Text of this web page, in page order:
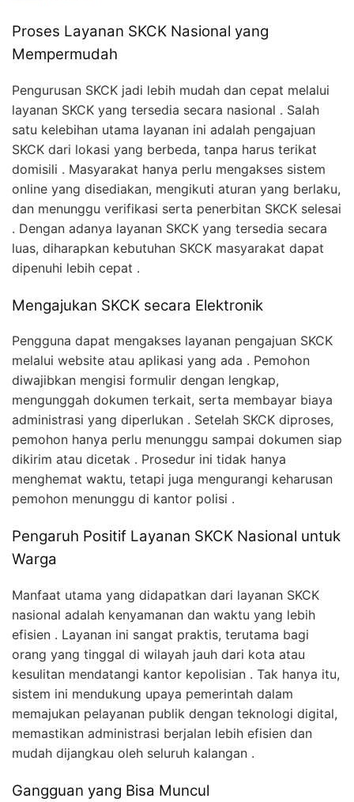
Proses Layanan SKCK Nasional yang
Mempermudah
Pengurusan SKCK jadi lebih mudah dan cepat melalui
layanan SKCK yang tersedia secara nasional . Salah
satu kelebihan utama layanan ini adalah pengajuan
SKCK dari lokasi yang berbeda, tanpa harus terikat
domisili . Masyarakat hanya perlu mengakses sistem
online yang disediakan, mengikuti aturan yang berlaku,
dan menunggu verifikasi serta penerbitan SKCK selesai
. Dengan adanya layanan SKCK yang tersedia secara
luas, diharapkan kebutuhan SKCK masyarakat dapat
dipenuhi lebih cepat .
Mengajukan SKCK secara Elektronik
Pengguna dapat mengakses layanan pengajuan SKCK
melalui website atau aplikasi yang ada . Pemohon
diwajibkan mengisi formulir dengan lengkap,
mengunggah dokumen terkait, serta membayar biaya
administrasi yang diperlukan . Setelah SKCK diproses,
pemohon hanya perlu menunggu sampai dokumen siap
dikirim atau dicetak . Prosedur ini tidak hanya
menghemat waktu, tetapi juga mengurangi keharusan
pemohon menunggu di kantor polisi .
Pengaruh Positif Layanan SKCK Nasional untuk
Warga
Manfaat utama yang didapatkan dari layanan SKCK
nasional adalah kenyamanan dan waktu yang lebih
efisien . Layanan ini sangat praktis, terutama bagi
orang yang tinggal di wilayah jauh dari kota atau
kesulitan mendatangi kantor kepolisian . Tak hanya itu,
sistem ini mendukung upaya pemerintah dalam
memajukan pelayanan publik dengan teknologi digital,
memastikan administrasi berjalan lebih efisien dan
mudah dijangkau oleh seluruh kalangan .
Gangguan yang Bisa Muncul